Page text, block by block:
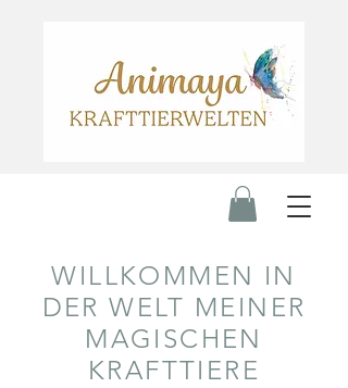
WILLKOMMEN IN
DER WELT MEINER
MAGISCHEN
KRAFTTIERE